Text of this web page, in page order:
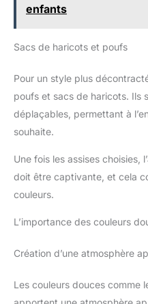
enfants
Sacs de haricots et poufs
Pour un style plus
poufs et sacs de haricots. Ils
déplaçables, permettant à
souhaite.
Une fois les assises choisies,
doit être captivante, et cela
couleurs.
L’importance des couleurs
Création d’une atmosphère
Les couleurs douces comme